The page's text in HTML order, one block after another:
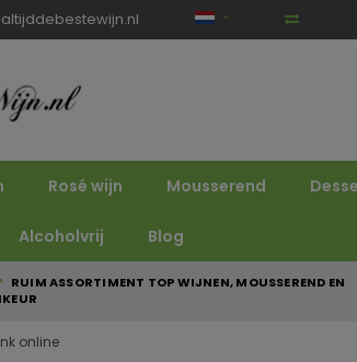
Rosé wijn Mousserend
Alcoholvrij Blog
RUIM ASSORTIMENT TOP WIJNEN, MOUSSEREND EN
online